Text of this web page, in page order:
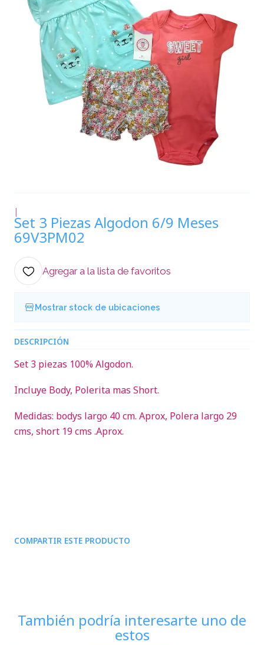
|
Set 3 Piezas Algodon 6/9 Meses
69V3PM02
Agregar a la lista de favoritos
Mostrar stock de ubicaciones
DESCRIPCIÓN
Set 3 piezas 100% Algodon.
Incluye Body, Polerita mas Short.
Medidas: bodys largo 40 cm. Aprox, Polera largo 29
cms, short 19 cms .Aprox.
COMPARTIR ESTE PRODUCTO
También podría interesarte uno de
estos